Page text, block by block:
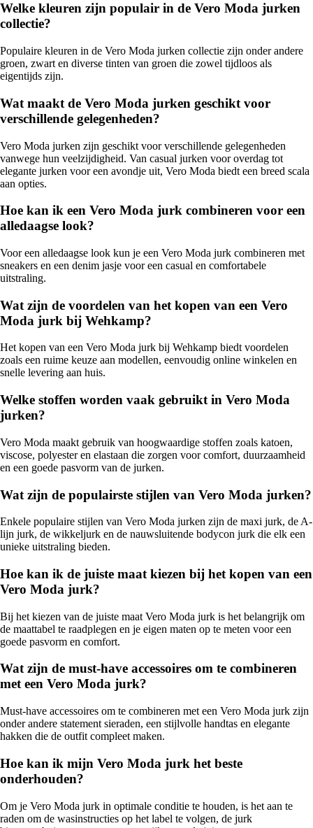
Welke kleuren zijn populair in de Vero Moda jurken
collectie?
Populaire kleuren in de Vero Moda jurken collectie zijn onder andere
groen, zwart en diverse tinten van groen die zowel tijdloos als
eigentijds zijn.
Wat maakt de Vero Moda jurken geschikt voor
verschillende gelegenheden?
Vero Moda jurken zijn geschikt voor verschillende gelegenheden
vanwege hun veelzijdigheid. Van casual jurken voor overdag tot
elegante jurken voor een avondje uit, Vero Moda biedt een breed scala
aan opties.
Hoe kan ik een Vero Moda jurk combineren voor een
alledaagse look?
Voor een alledaagse look kun je een Vero Moda jurk combineren met
sneakers en een denim jasje voor een casual en comfortabele
uitstraling.
Wat zijn de voordelen van het kopen van een Vero
Moda jurk bij Wehkamp?
Het kopen van een Vero Moda jurk bij Wehkamp biedt voordelen
zoals een ruime keuze aan modellen, eenvoudig online winkelen en
snelle levering aan huis.
Welke stoffen worden vaak gebruikt in Vero Moda
jurken?
Vero Moda maakt gebruik van hoogwaardige stoffen zoals katoen,
viscose, polyester en elastaan die zorgen voor comfort, duurzaamheid
en een goede pasvorm van de jurken.
Wat zijn de populairste stijlen van Vero Moda jurken?
Enkele populaire stijlen van Vero Moda jurken zijn de maxi jurk, de A-
lijn jurk, de wikkeljurk en de nauwsluitende bodycon jurk die elk een
unieke uitstraling bieden.
Hoe kan ik de juiste maat kiezen bij het kopen van een
Vero Moda jurk?
Bij het kiezen van de juiste maat Vero Moda jurk is het belangrijk om
de maattabel te raadplegen en je eigen maten op te meten voor een
goede pasvorm en comfort.
Wat zijn de must-have accessoires om te combineren
met een Vero Moda jurk?
Must-have accessoires om te combineren met een Vero Moda jurk zijn
onder andere statement sieraden, een stijlvolle handtas en elegante
hakken die de outfit compleet maken.
Hoe kan ik mijn Vero Moda jurk het beste
onderhouden?
Om je Vero Moda jurk in optimale conditie te houden, is het aan te
raden om de wasinstructies op het label te volgen, de jurk